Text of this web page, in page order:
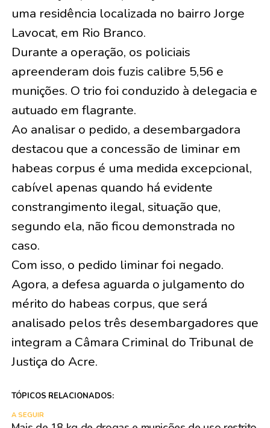
uma residência localizada no bairro Jorge
Lavocat, em Rio Branco.
Durante a operação, os policiais
apreenderam dois fuzis calibre 5,56 e
munições. O trio foi conduzido à delegacia e
autuado em flagrante.
Ao analisar o pedido, a desembargadora
destacou que a concessão de liminar em
habeas corpus é uma medida excepcional,
cabível apenas quando há evidente
constrangimento ilegal, situação que,
segundo ela, não ficou demonstrada no
caso.
Com isso, o pedido liminar foi negado.
Agora, a defesa aguarda o julgamento do
mérito do habeas corpus, que será
analisado pelos três desembargadores que
integram a Câmara Criminal do Tribunal de
Justiça do Acre.
TÓPICOS RELACIONADOS:
A SEGUIR